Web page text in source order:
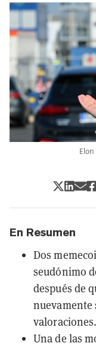
En Resumen
Dos
seudónimo
después de
nuevamente
valoraciones.
Una de las